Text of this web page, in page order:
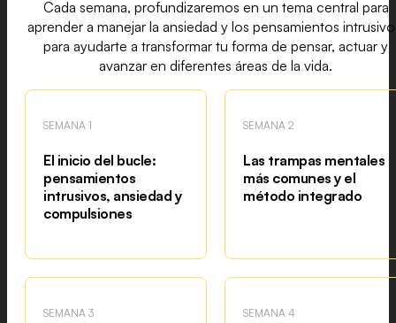
Cada semana, profundizaremos en un tema central para
aprender a manejar la ansiedad y los pensamientos
para ayudarte a transformar tu forma de pensar, actuar y
avanzar en diferentes áreas de la vida.
SEMANA 1
El inicio del bucle:
pensamientos
intrusivos, ansiedad y
compulsiones
SEMANA 2
Las trampas mentales
más comunes y el
método integrado
SEMANA 3 SEMANA 4